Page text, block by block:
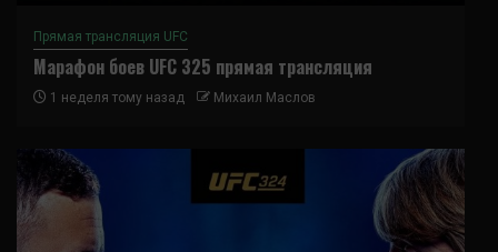
Прямая трансляция UFC
Марафон боев UFC 325 прямая трансляция
1 неделя тому назад Михаил Маслов